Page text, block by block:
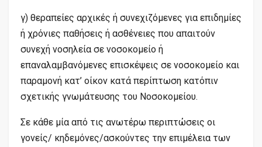
γ) θεραπείες αρχικές ή συνεχιζόμενες για επιδημίες
ή χρόνιες παθήσεις ή ασθένειες που απαιτούν
συνεχή νοσηλεία σε νοσοκομείο ή
επαναλαμβανόμενες επισκέψεις σε νοσοκομείο και
παραμονή κατ’ οίκον κατά περίπτωση κατόπιν
σχετικής γνωμάτευσης του Νοσοκομείου.
Σε κάθε μία από τις ανωτέρω περιπτώσεις οι
γονείς/ κηδεμόνες/ασκούντες την επιμέλεια των